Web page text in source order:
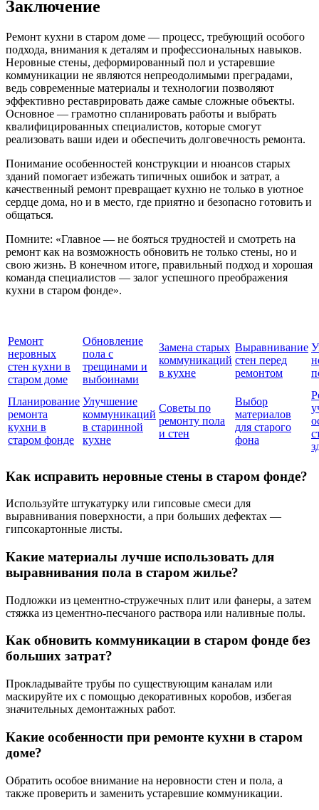
Заключение
Ремонт кухни в старом доме — процесс, требующий особого
подхода, внимания к деталям и профессиональных навыков.
Неровные стены, деформированный пол и устаревшие
коммуникации не являются непреодолимыми преградами,
ведь современные материалы и технологии позволяют
эффективно реставрировать даже самые сложные объекты.
Основное — грамотно спланировать работы и выбрать
квалифицированных специалистов, которые смогут
реализовать ваши идеи и обеспечить долговечность ремонта.
Понимание особенностей конструкции и нюансов старых
зданий помогает избежать типичных ошибок и затрат, а
качественный ремонт превращает кухню не только в уютное
сердце дома, но и в место, где приятно и безопасно готовить и
общаться.
Помните: «Главное — не бояться трудностей и смотреть на
ремонт как на возможность обновить не только стены, но и
свою жизнь. В конечном итоге, правильный подход и хорошая
команда специалистов — залог успешного преображения
кухни в старом фонде».
Ремонт
неровных
стен кухни в
старом доме
Обновление
пола с
трещинами и
выбоинами
Замена старых
коммуникаций
в кухне
Выравнивание
стен перед
ремонтом
Планирование
ремонта
кухни в
старом фонде
Улучшение
коммуникаций
в старинной
кухне
Советы по
ремонту пола
и стен
Выбор
материалов
для старого
фона
Как исправить неровные стены в старом фонде?
Используйте штукатурку или гипсовые смеси для
выравнивания поверхности, а при больших дефектах —
гипсокартонные листы.
Какие материалы лучше использовать для
выравнивания пола в старом жилье?
Подложки из цементно-стружечных плит или фанеры, а затем
стяжка из цементно-песчаного раствора или наливные полы.
Как обновить коммуникации в старом фонде без
больших затрат?
Прокладывайте трубы по существующим каналам или
маскируйте их с помощью декоративных коробов, избегая
значительных демонтажных работ.
Какие особенности при ремонте кухни в старом
доме?
Обратить особое внимание на неровности стен и пола, а
также проверить и заменить устаревшие коммуникации.